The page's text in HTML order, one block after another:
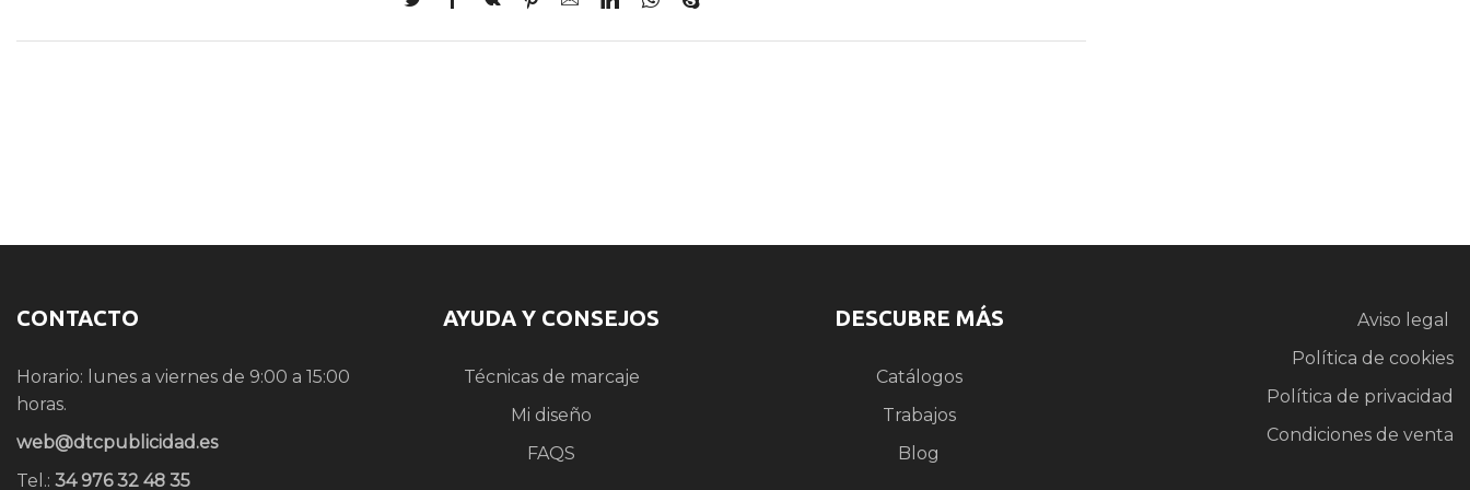
CONTACTO
Horario: lunes a viernes de 9:00 a 15:00
horas.
web@dtcpublicidad.es
Tel.: 34 976 32 48 35
AYUDA Y CONSEJOS
Técnicas de marcaje
Mi diseño
FAQS
DESCUBRE MÁS
Catálogos
Trabajos
Blog
Aviso legal
Política de cookies
Política de privacidad
Condiciones de venta